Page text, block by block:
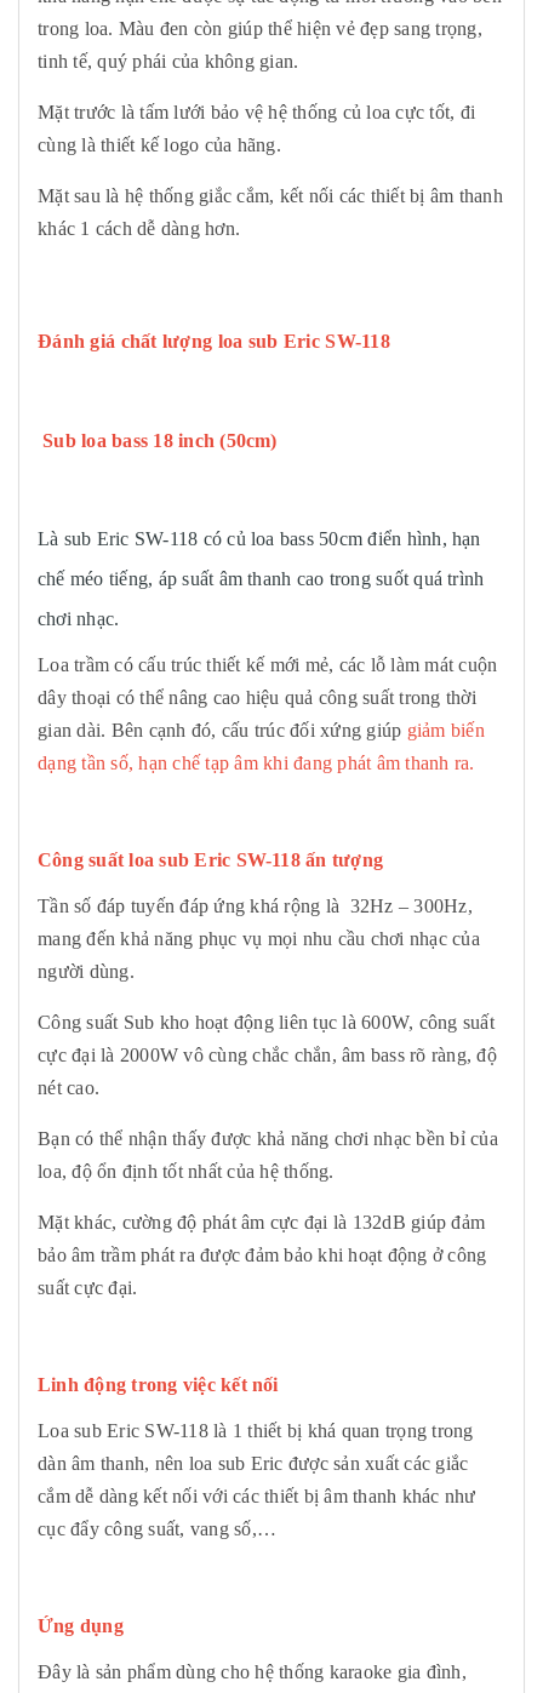
trong loa. Màu đen còn giúp thể hiện vẻ đẹp sang trọng,
tinh tế, quý phái của không gian.
Mặt trước là tấm lưới bảo vệ hệ thống củ loa cực tốt, đi
cùng là thiết kế logo của hãng.
Mặt sau là hệ thống giắc cắm, kết nối các thiết bị âm thanh
khác 1 cách dễ dàng hơn.
Đánh giá chất lượng loa sub Eric SW-118
Sub loa bass 18 inch (50cm)
Là sub Eric SW-118 có củ loa bass 50cm điển hình, hạn
chế méo tiếng, áp suất âm thanh cao trong suốt quá trình
chơi nhạc.
Loa trầm có cấu trúc thiết kế mới mẻ, các lỗ làm mát cuộn
dây thoại có thể nâng cao hiệu quả công suất trong thời
gian dài. Bên cạnh đó, cấu trúc đối xứng giúp giảm biến
dạng tần số, hạn chế tạp âm khi đang phát âm thanh ra.
Công suất loa subEric SW-118 ấn tượng
Tần số đáp tuyến đáp ứng khá rộng là 32Hz – 300Hz,
mang đến khả năng phục vụ mọi nhu cầu chơi nhạc của
người dùng.
Công suất Sub kho hoạt động liên tục là 600W, công suất
cực đại là 2000W vô cùng chắc chắn, âm bass rõ ràng, độ
nét cao.
Bạn có thể nhận thấy được khả năng chơi nhạc bền bỉ của
loa, độ ổn định tốt nhất của hệ thống.
Mặt khác, cường độ phát âm cực đại là 132dB giúp đảm
bảo âm trầm phát ra được đảm bảo khi hoạt động ở công
suất cực đại.
Linh động trong việc kết nối
Loa sub Eric SW-118 là 1 thiết bị khá quan trọng trong
dàn âm thanh, nên loa sub Eric được sản xuất các giắc
cắm dễ dàng kết nối với các thiết bị âm thanh khác như
cục đẩy công suất, vang số,…
Ứng dụng
Đây là sản phẩm dùng cho hệ thống karaoke gia đình,